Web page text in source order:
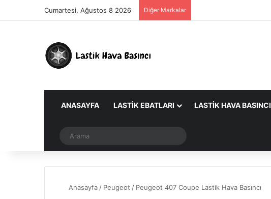
Cumartesi, Ağustos 8 2026 Diğer Markalar
ANASAYFA LASTIK EBATLARI LASTIK HAVA BASINCI
Dış görünümü değiştir
Anasayfa / Peugeot / Peugeot 407 Coupe Lastik Hava Basıncı